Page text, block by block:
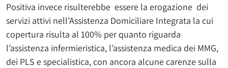
Positiva invece risulterebbe essere la erogazione dei
servizi attivi nell’Assistenza Domiciliare Integrata la cui
copertura risulta al 100% per quanto riguarda
l’assistenza infermieristica, l’assistenza medica dei MMG,
dei PLS e specialistica, con ancora alcune carenze sulla